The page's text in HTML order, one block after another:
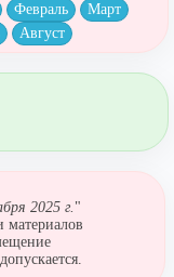
Февраль
Март
Август
2025 г. "
материалов